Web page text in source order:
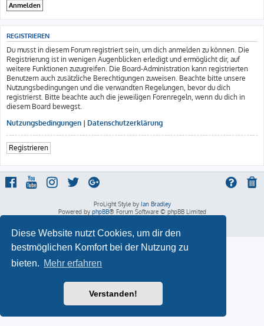
Diese Website nutzt Cookies, um dir den
bestmöglichen Komfort bei der Nutzung zu
bieten. Mehr erfahren
Verstanden!
REGISTRIEREN
Du musst in diesem Forum registriert sein, um dich anmelden zu können. Die
Registrierung ist in wenigen Augenblicken erledigt und ermöglicht dir, auf
weitere Funktionen zuzugreifen. Die Board-Administration kann registrierten
Benutzern auch zusätzliche Berechtigungen zuweisen. Beachte bitte unsere
Nutzungsbedingungen und die verwandten Regelungen, bevor du dich
registrierst. Bitte beachte auch die jeweiligen Forenregeln, wenn du dich in
diesem Board bewegst.
Nutzungsbedingungen | Datenschutzerklärung
Registrieren
ProLight Style by Ian Bradley
Powered by phpBB® Forum Software © phpBB Limited